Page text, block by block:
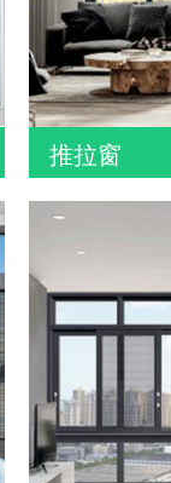
推拉窗